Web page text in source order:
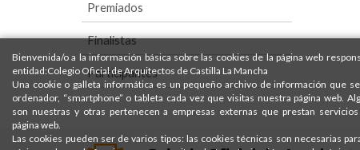
Premiados
Finalistas
Participantes
Bienvenida/o a la información básica sobre las cookies de la página web
entidad:Colegio Oficial de Arquitectos de Castilla La Mancha
Una cookie o galleta informática es un pequeño archivo de información que
ordenador, “smartphone” o tableta cada vez que visitas nuestra página web.
son nuestras y otras pertenecen a empresas externas que prestan
página web.
Las cookies pueden ser de varios tipos: las cookies técnicas son necesarias